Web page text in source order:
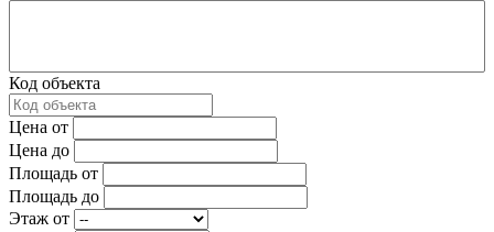
Код объекта
Цена от
Цена до
Площадь от
Площадь до
Этаж от